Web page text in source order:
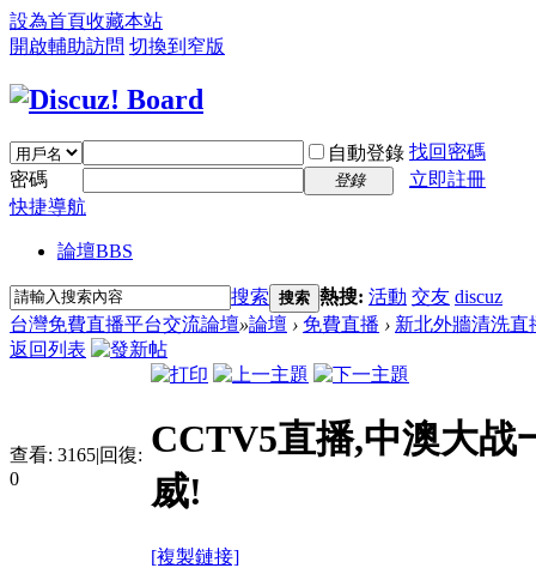
設為首頁收藏本站
開啟輔助訪問 切換到窄版
自動登錄 找回密碼
密碼
登錄
立即註冊
快捷導航
論壇BBS
搜索 搜索 熱搜: 活動 交友 discuz
台灣免費直播平台交流論壇»論壇 › 免費直播 › 新北外牆清洗直
返回列表
查看: 3165|回復:
0
CCTV5直播,中澳大战
威!
[複製鏈接]